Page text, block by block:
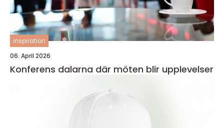
inspiration
06. April 2026
Konferens dalarna där möten blir upplevelser